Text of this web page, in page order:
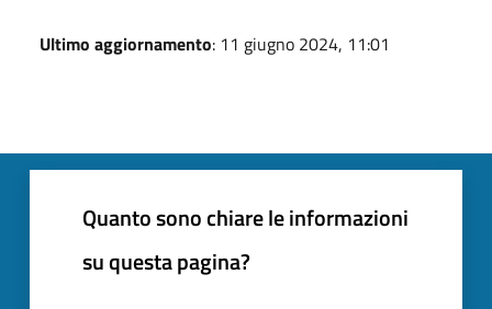
Ultimo aggiornamento: 11 giugno 2024, 11:01
Quanto sono chiare le informazioni
su questa pagina?